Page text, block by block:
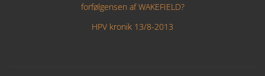
forfølgensen af WAKEFIELD?
HPV kronik 13/8-2013